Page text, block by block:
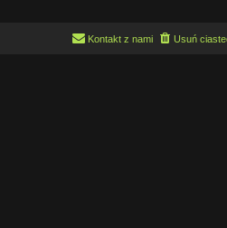
Usuń
Kontakt z nami